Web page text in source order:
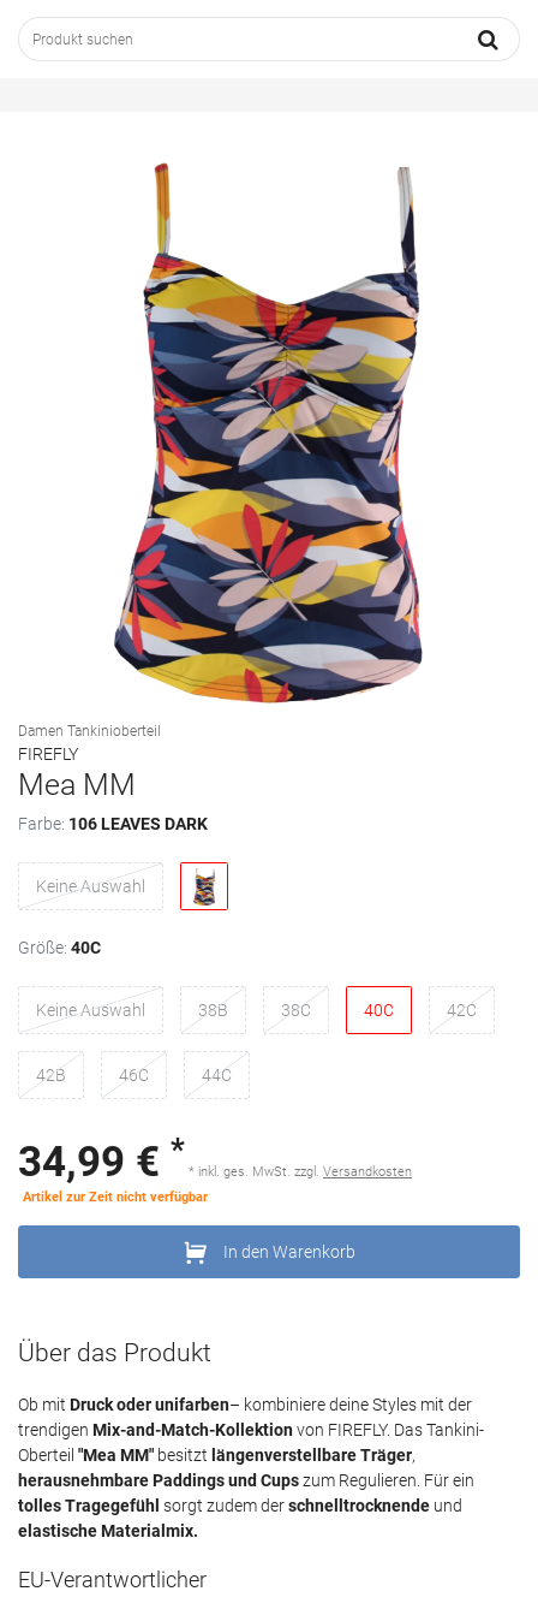
Damen Tankinioberteil
FIREFLY
Mea MM
Farbe: 106 LEAVES DARK
Keine Auswahl
Größe: 40C
Keine Auswahl 38B 38C 40C 42C
42B 46C 44C
34,99 € *
* inkl. ges. MwSt. zzgl. Versandkosten
Artikel zur Zeit nicht verfügbar
In den Warenkorb
Über das Produkt
Ob mit Druck oder unifarben– kombiniere deine Styles mit der
trendigen Mix-and-Match-Kollektionvon FIREFLY. Das Tankini-
Oberteil "Mea MM" besitzt längenverstellbare Träger,
herausnehmbare Paddings und Cupszum Regulieren. Für ein
tolles Tragegefühl sorgt zudem derschnelltrocknende und
elastische Materialmix.
EU-Verantwortlicher